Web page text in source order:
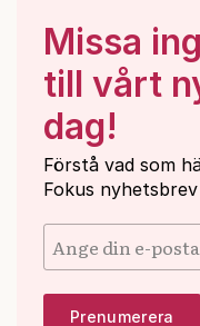
Missa
till vårt
dag!
Förstå vad som
Fokus